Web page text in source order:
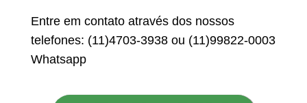
Entre em contato através dos nossos
telefones: (11)4703-3938 ou (11)99822-0003
Whatsapp